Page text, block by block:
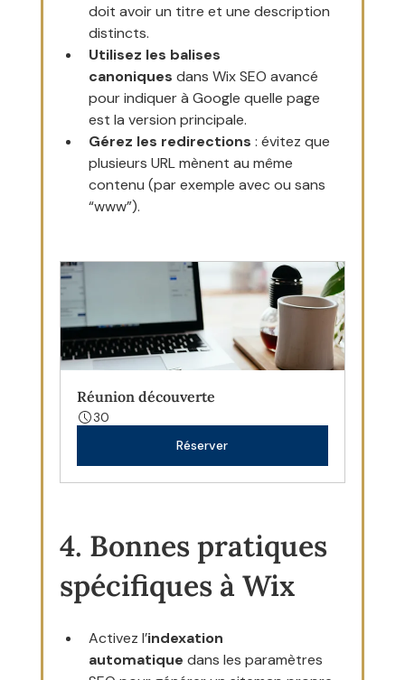
doit avoir un titre et une description
distincts.
Utilisez les balises
canoniques dans Wix SEO avancé
pour indiquer à Google quelle page
est la version principale.
Gérez les redirections : évitez que
plusieurs URL mènent au même
contenu (par exemple avec ou sans
“www”).
Réunion découverte
30
Réserver
4. Bonnes pratiques
spécifiques à Wix
Activez l’indexation
automatique dans les paramètres